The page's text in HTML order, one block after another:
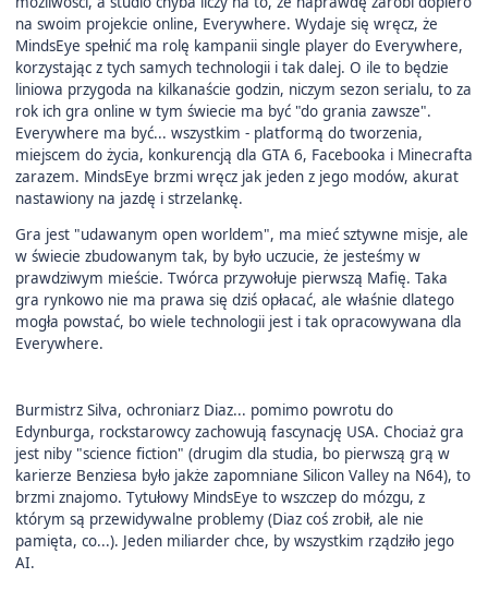
na swoim projekcie online, Everywhere. Wydaje się wręcz, że
MindsEye spełnić ma rolę kampanii single player do Everywhere,
korzystając z tych samych technologii i tak dalej. O ile to będzie
liniowa przygoda na kilkanaście godzin, niczym sezon serialu, to za
rok ich gra online w tym świecie ma być "do grania zawsze".
Everywhere ma być... wszystkim - platformą do tworzenia,
miejscem do życia, konkurencją dla GTA 6, Facebooka i Minecrafta
zarazem. MindsEye brzmi wręcz jak jeden z jego modów, akurat
nastawiony na jazdę i strzelankę.
Gra jest "udawanym open worldem", ma mieć sztywne misje, ale
w świecie zbudowanym tak, by było uczucie, że jesteśmy w
prawdziwym mieście. Twórca przywołuje pierwszą Mafię. Taka
gra rynkowo nie ma prawa się dziś opłacać, ale właśnie dlatego
mogła powstać, bo wiele technologii jest i tak opracowywana dla
Everywhere.
Burmistrz Silva, ochroniarz Diaz... pomimo powrotu do
Edynburga, rockstarowcy zachowują fascynację USA. Chociaż gra
jest niby "science fiction" (drugim dla studia, bo pierwszą grą w
karierze Benziesa było jakże zapomniane Silicon Valley na N64), to
brzmi znajomo. Tytułowy MindsEye to wszczep do mózgu, z
którym są przewidywalne problemy (Diaz coś zrobił, ale nie
pamięta, co...). Jeden miliarder chce, by wszystkim rządziło jego
AI.